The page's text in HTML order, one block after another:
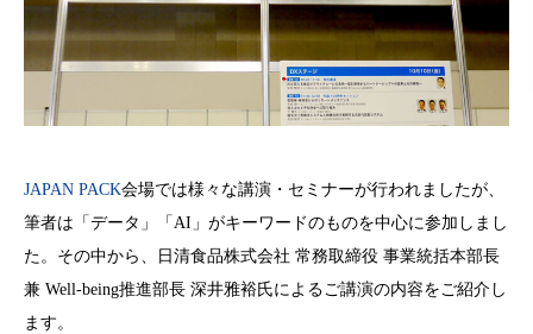
JAPAN PACK会場では様々な講演・セミナーが行われましたが、
筆者は「データ」「AI」がキーワードのものを中心に参加しまし
た。その中から、日清食品株式会社 常務取締役 事業統括本部長
兼 Well-being推進部長 深井雅裕氏によるご講演の内容をご紹介し
ます。